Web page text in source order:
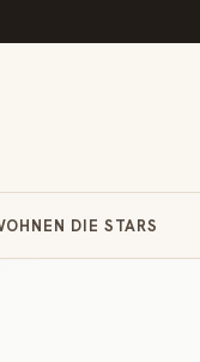
DIE STARS